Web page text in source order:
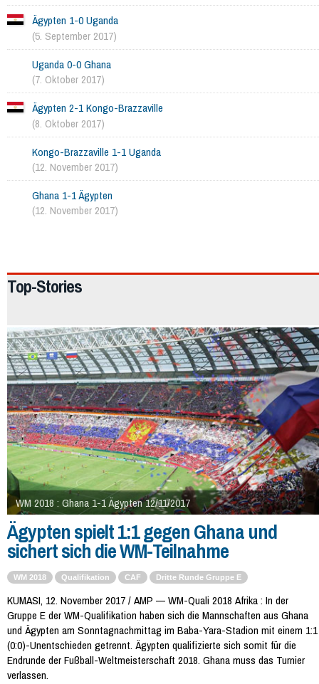
Ägypten 1-0 Uganda
(5. September 2017)
Uganda 0-0 Ghana
(7. Oktober 2017)
Ägypten 2-1 Kongo-Brazzaville
(8. Oktober 2017)
Kongo-Brazzaville 1-1 Uganda
(12. November 2017)
Ghana 1-1 Ägypten
(12. November 2017)
Top-Stories
WM 2018 : Ghana 1-1 Ägypten 12/11/2017
Ägypten spielt 1:1 gegen Ghana und
sichert sich die WM-Teilnahme
WM 2018 Qualifikation CAF Dritte Runde Gruppe E
KUMASI, 12. November 2017 / AMP — WM-Quali 2018 Afrika : In der
Gruppe E der WM-Qualifikation haben sich die Mannschaften aus Ghana
und Ägypten am Sonntagnachmittag im Baba-Yara-Stadion mit einem 1:1
(0:0)-Unentschieden getrennt. Ägypten qualifizierte sich somit für die
Endrunde der Fußball-Weltmeisterschaft 2018. Ghana muss das Turnier
verlassen.